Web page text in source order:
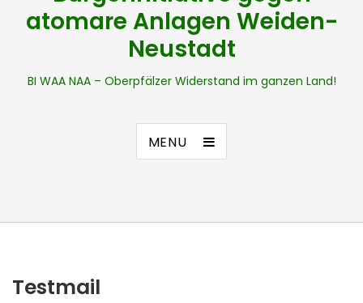
atomare Anlagen Weiden-
Neustadt
BI WAA NAA – Oberpfälzer Widerstand im ganzen Land!
MENU
Testmail